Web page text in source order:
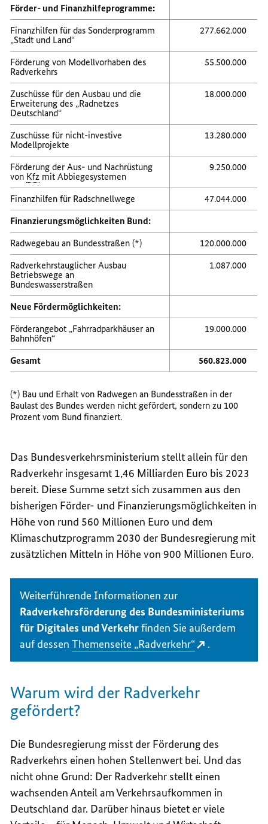
Förder- und Finanzhilfeprogramme:
Finanzhilfen für das Sonderprogramm
„Stadt und Land“
277.662.000
Förderung von Modellvorhaben des
Radverkehrs
55.500.000
Zuschüsse für den Ausbau und die
Erweiterung des „Radnetzes
Deutschland“
18.000.000
Zuschüsse für nicht-investive
Modellprojekte
13.280.000
Förderung der Aus- und Nachrüstung
von Kfz mit Abbiegesystemen
9.250.000
Finanzhilfen für Radschnellwege
47.044.000
Finanzierungsmöglichkeiten Bund:
Radwegebau an Bundesstraßen (*)
120.000.000
Radverkehrstauglicher Ausbau
Betriebswege an
Bundeswasserstraßen
1.087.000
Neue Fördermöglichkeiten:
Förderangebot „Fahrradparkhäuser an
Bahnhöfen“
19.000.000
Gesamt 560.823.000
(*) Bau und Erhalt von Radwegen an Bundesstraßen in der
Baulast des Bundes werden nicht gefördert, sondern zu 100
Prozent vom Bund finanziert.
Das Bundesverkehrsministerium stellt allein für den
Radverkehr insgesamt 1,46 Milliarden Euro bis 2023
bereit. Diese Summe setzt sich zusammen aus den
bisherigen Förder- und Finanzierungsmöglichkeiten in
Höhe von rund 560 Millionen Euro und dem
Klimaschutzprogramm 2030 der Bundesregierung mit
zusätzlichen Mitteln in Höhe von 900 Millionen Euro.
Weiterführende Informationen zur
Radverkehrsförderung des Bundesministeriums
für Digitales und Verkehrfinden Sie außerdem
auf dessenThemenseite „Radverkehr“ .
Warum wird der Radverkehr
gefördert?
Die Bundesregierung misst der Förderung des
Radverkehrs einen hohen Stellenwert bei. Und das
nicht ohne Grund: Der Radverkehr stellt einen
wachsenden Anteil am Verkehrsaufkommen in
Deutschland dar. Darüber hinaus bietet er viele